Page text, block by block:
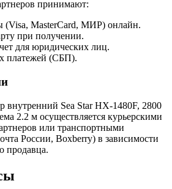
принимают:
(Visa, MasterCard, МИР) онлайн.
при получении.
для юридических лиц.
платежей (СБП).
внутренний Sea Star HX-1480F, 2800
2.2 м осуществляется курьерскими
или транспортными
России, Boxberry) в зависимости
продавца.